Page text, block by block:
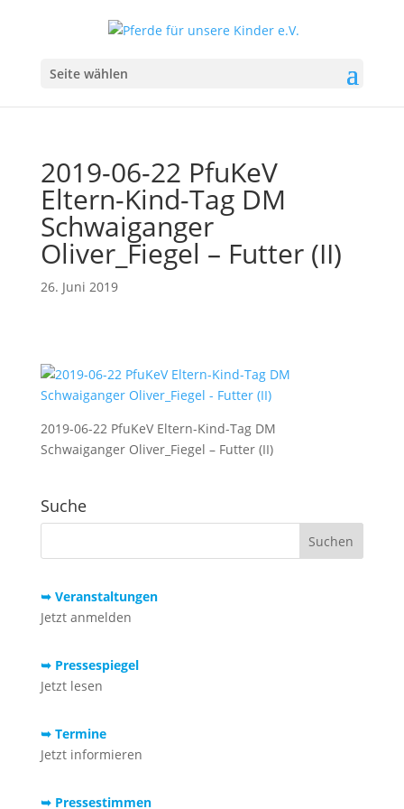
Seite wählen
2019-06-22 PfuKeV
Eltern-Kind-Tag DM
Schwaiganger
Oliver_Fiegel – Futter (II)
26. Juni 2019
2019-06-22 PfuKeV Eltern-Kind-Tag DM
Schwaiganger Oliver_Fiegel – Futter (II)
Suche
➥ Veranstaltungen
Jetzt anmelden
➥ Pressespiegel
Jetzt lesen
➥ Termine
Jetzt informieren
➥ Pressestimmen